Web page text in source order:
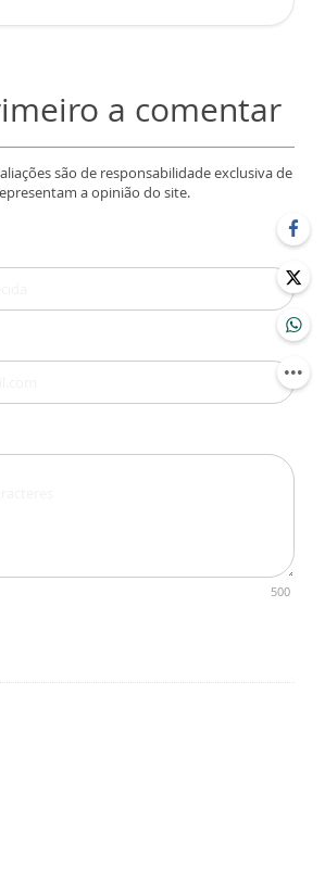
a comentar
são de responsabilidade exclusiva de
a opinião do site.
500